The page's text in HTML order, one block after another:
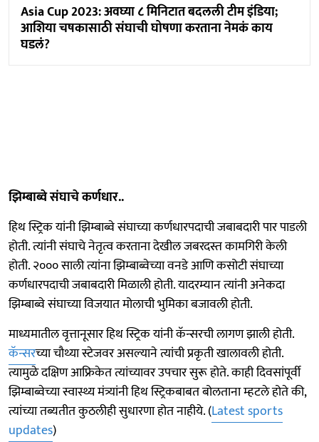
Asia Cup 2023: अवघ्या ८ मिनिटात बदलली टीम इंडिया;
आशिया चषकासाठी संघाची घोषणा करताना नेमकं काय
घडलं?
झिम्बाब्वे संघाचे कर्णधार..
हिथ स्ट्रिक यांनी झिम्बाब्वे संघाच्या कर्णधारपदाची जबाबदारी पार पाडली
होती. त्यांनी संघाचे नेतृत्व करताना देखील जबरदस्त कामगिरी केली
होती. २००० साली त्यांना झिम्बाब्वेच्या वनडे आणि कसोटी संघाच्या
कर्णधारपदाची जबाबदारी मिळाली होती. यादरम्यान त्यांनी अनेकदा
झिम्बाब्वे संघाच्या विजयात मोलाची भुमिका बजावली होती.
माध्यमातील वृत्तानूसार हिथ स्ट्रिक यांनी कॅन्सरची लागण झाली होती.
कॅन्सरच्या चौथ्या स्टेजवर असल्याने त्यांची प्रकृती खालावली होती.
त्यामुळे दक्षिण आफ्रिकेत त्यांच्यावर उपचार सुरू होते. काही दिवसांपूर्वी
झिम्बाब्वेच्या स्वास्थ्य मंत्र्यांनी हिथ स्ट्रिकबाबत बोलताना म्हटले होते की,
त्यांच्या तब्यतीत कुठलीही सुधारणा होत नाहीये. (Latest sports
updates)